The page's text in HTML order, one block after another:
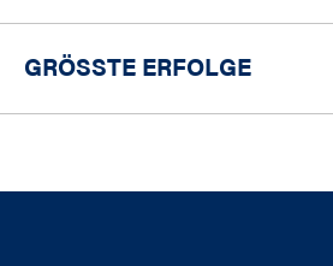
GRÖSSTE ERFOLGE